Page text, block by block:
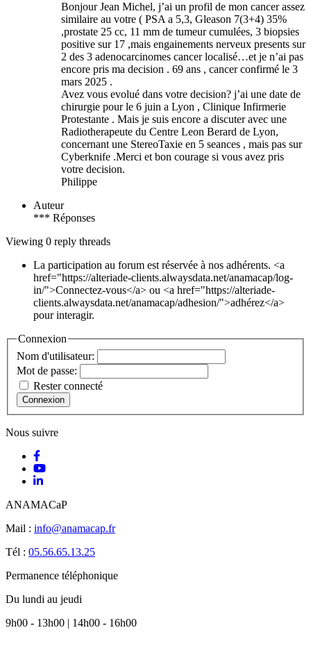
Bonjour Jean Michel, j’ai un profil de mon cancer assez
similaire au votre ( PSA a 5,3, Gleason 7(3+4) 35%
,prostate 25 cc, 11 mm de tumeur cumulées, 3 biopsies
positive sur 17 ,mais engainements nerveux presents sur
2 des 3 adenocarcinomes cancer localisé…et je n’ai pas
encore pris ma decision . 69 ans , cancer confirmé le 3
mars 2025 .
Avez vous evolué dans votre decision? j’ai une date de
chirurgie pour le 6 juin a Lyon , Clinique Infirmerie
Protestante . Mais je suis encore a discuter avec une
Radiotherapeute du Centre Leon Berard de Lyon,
concernant une StereoTaxie en 5 seances , mais pas sur
Cyberknife .Merci et bon courage si vous avez pris
votre decision.
Philippe
Auteur
*** Réponses
Viewing 0 reply threads
La participation au forum est réservée à nos adhérents. <a
href="https://alteriade-clients.alwaysdata.net/anamacap/log-
in/">Connectez-vous</a> ou <a href="https://alteriade-
clients.alwaysdata.net/anamacap/adhesion/">adhérez</a>
pour interagir.
Connexion
Nom d'utilisateur:
Mot de passe:
Rester connecté
Connexion
Nous suivre
ANAMACaP
Mail : info@anamacap.fr
Tél : 05.56.65.13.25
Permanence téléphonique
Du lundi au jeudi
9h00 - 13h00 | 14h00 - 16h00